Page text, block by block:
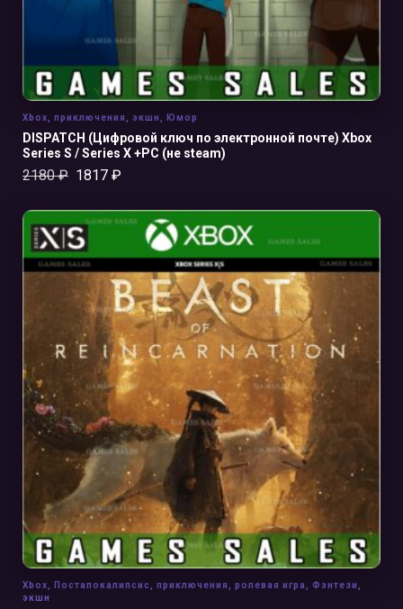
DISPATCH (Цифровой ключ по электронной почте) Xbox
Series S / Series X +PC (не steam)
2180₽ 1817 ₽
Xbox приключения экшн Юмор
В КОРЗИНУ
Xbox Постапокалипсис приключения ролевая игра Фэнтези
экшн